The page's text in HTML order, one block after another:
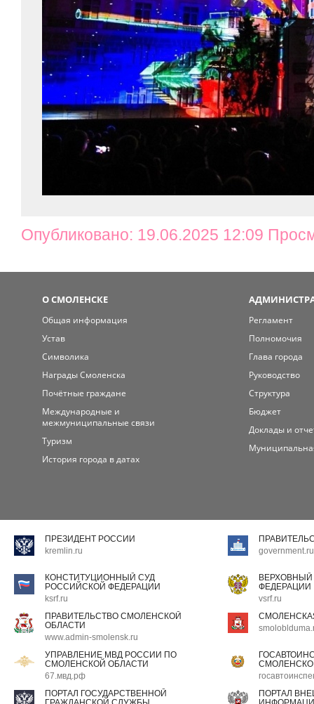
Опубликовано: 19.06.2025 12:09
О СМОЛЕНСКЕ
Общая информация
Устав
Символика
Награды Смоленска
Почётные граждане
Международные и
межмуниципальные связи
Туризм
История города в датах
Регламент
Полномочия
Глава города
Руководство
Структура
Бюджет
Доклады и
ПРЕЗИДЕНТ РОССИИ
kremlin.ru
government.ru
КОНСТИТУЦИОННЫЙ СУД
РОССИЙСКОЙ ФЕДЕРАЦИИ
ksrf.ru
ФЕДЕРАЦИИ
vsrf.ru
ПРАВИТЕЛЬСТВО СМОЛЕНСКОЙ
ОБЛАСТИ
www.admin-smolensk.ru
УПРАВЛЕНИЕ МВД РОССИИ ПО
СМОЛЕНСКОЙ ОБЛАСТИ
67.мвд.рф
ПОРТАЛ ГОСУДАРСТВЕННОЙ
ПОРТАЛ